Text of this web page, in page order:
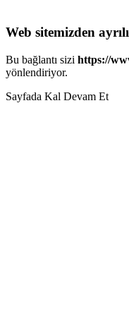
Web sitemizden
Bu bağlantı sizi https://
yönlendiriyor.
Sayfada Kal Devam Et